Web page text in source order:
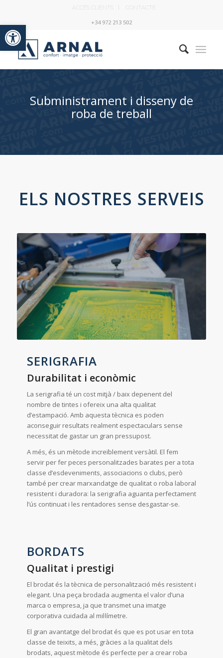
Obre la barra d'eines
ACCÉS CLIENTS CONTACTE
+34 972 213 502
Subministrament i disseny de
roba de treball
ELS NOSTRES SERVEIS
SERIGRAFIA
Durabilitat i econòmic
La serigrafia té un cost mitjà / baix depenent del
nombre de tintes i ofereix una alta qualitat
d’estampació. Amb aquesta tècnica es poden
aconseguir resultats realment espectaculars sense
necessitat de gastar un gran pressupost.
A més, és un mètode increïblement versàtil. El fem
servir per fer peces personalitzades barates per a tota
classe d’esdeveniments, associacions o clubs, però
també per crear marxandatge de qualitat o roba laboral
resistent i duradora: la serigrafia aguanta perfectament
l’ús continuat i les rentadores sense desgastar-se.
BORDATS
Qualitat i prestigi
El brodat és la tècnica de personalització més resistent i
elegant. Una peça brodada augmenta el valor d’una
marca o empresa, ja que transmet una imatge
corporativa cuidada al mil·límetre.
El gran avantatge del brodat és que es pot usar en tota
classe de teixits, a més, gràcies a la qualitat dels
brodats, aquest mètode és perfecte per a crear roba